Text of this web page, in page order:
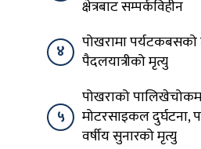
क्षेत्रबाट सम्पर्कविहीन
४
पोखरामा
पैदलयात्रीको मृत्यु
५
पोखराको
मोटरसाइकल दुर्घटना,
वर्षीय सुनारको मृत्यु